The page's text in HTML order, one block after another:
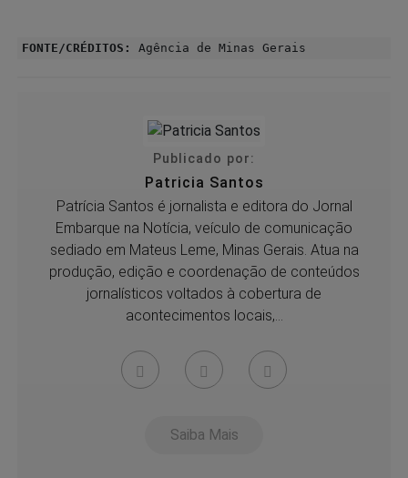
FONTE/CRÉDITOS: Agência de Minas Gerais
Publicado por:
Patricia Santos
Patrícia Santos é jornalista e editora do Jornal
Embarque na Notícia, veículo de comunicação
sediado em Mateus Leme, Minas Gerais. Atua na
produção, edição e coordenação de conteúdos
jornalísticos voltados à cobertura de
acontecimentos locais,...
Saiba Mais